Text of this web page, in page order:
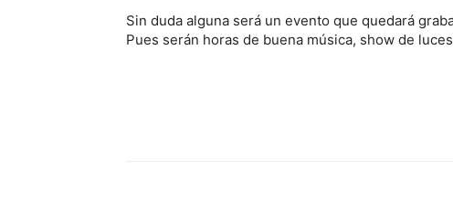
Sin duda alguna será un evento que quedará
Pues serán horas de buena música, show de